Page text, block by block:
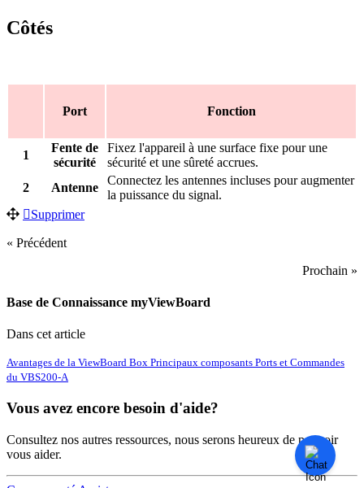
Côtés
Port Fonction
1
Fente de
sécurité
Fixez l'appareil à une surface fixe pour une
sécurité et une sûreté accrues.
2
Antenne
Connectez les antennes incluses pour augmenter
la puissance du signal.
Supprimer
« Précédent
Prochain »
Base de Connaissance myViewBoard
Dans cet article
Avantages de la ViewBoard Box Principaux composants Ports et Commandes
du VBS200-A
Vous avez encore besoin d'aide?
Consultez nos autres ressources, nous serons heureux de pouvoir
vous aider.